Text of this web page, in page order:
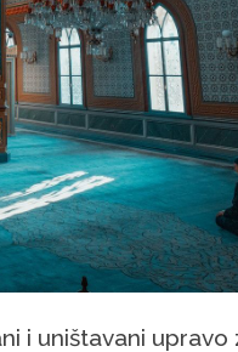
i uništavani